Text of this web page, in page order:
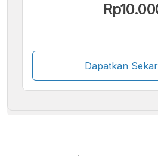
Dapatkan
Beberapa metode